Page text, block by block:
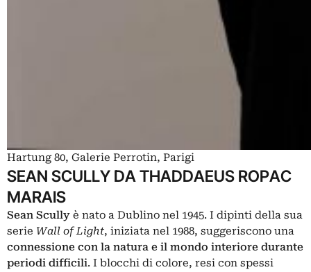
Hartung 80, Galerie Perrotin, Parigi
SEAN SCULLY DA THADDAEUS ROPAC
MARAIS
Sean Scully è nato a Dublino nel 1945. I dipinti della sua
serie Wall of Light, iniziata nel 1988, suggeriscono una
connessione con la natura e il mondo interiore durante
periodi difficili. I blocchi di colore, resi con spessi